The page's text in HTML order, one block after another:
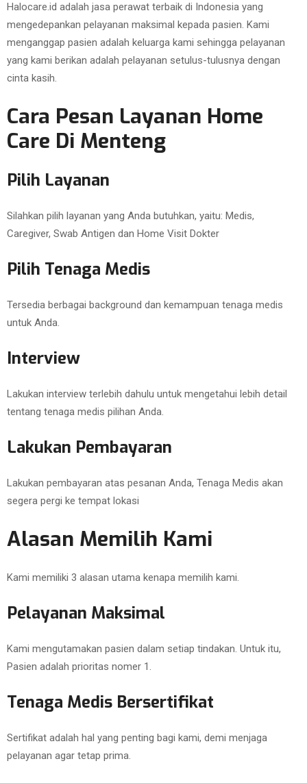
Halocare.id adalah jasa perawat terbaik di Indonesia yang
mengedepankan pelayanan maksimal kepada pasien. Kami
menganggap pasien adalah keluarga kami sehingga pelayanan
yang kami berikan adalah pelayanan setulus-tulusnya dengan
cinta kasih.
Cara Pesan Layanan Home
Care Di Menteng
Pilih Layanan
Silahkan pilih layanan yang Anda butuhkan, yaitu: Medis,
Caregiver, Swab Antigen dan Home Visit Dokter
Pilih Tenaga Medis
Tersedia berbagai background dan kemampuan tenaga medis
untuk Anda.
Interview
Lakukan interview terlebih dahulu untuk mengetahui lebih detail
tentang tenaga medis pilihan Anda.
Lakukan Pembayaran
Lakukan pembayaran atas pesanan Anda, Tenaga Medis akan
segera pergi ke tempat lokasi
Alasan Memilih Kami
Kami memiliki 3 alasan utama kenapa memilih kami.
Pelayanan Maksimal
Kami mengutamakan pasien dalam setiap tindakan. Untuk itu,
Pasien adalah prioritas nomer 1.
Tenaga Medis Bersertifikat
Sertifikat adalah hal yang penting bagi kami, demi menjaga
pelayanan agar tetap prima.